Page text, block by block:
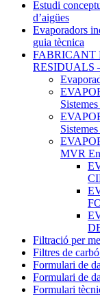
Estudi
d’aigües
Evaporadors
guia tècnica
FABRICANT
RESIDUALS
MVR
Filtració per
Filtres de
Formulari de
Formulari de
Formulari